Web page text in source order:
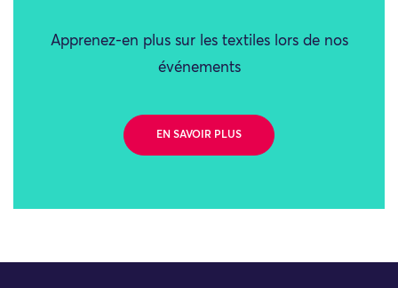
Apprenez-en plus sur les textiles lors de nos
événements
EN SAVOIR PLUS